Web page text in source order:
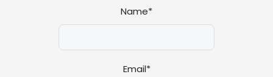
Name*
Email*